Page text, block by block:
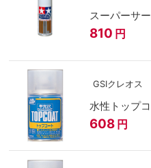
スーパーサ
810 円
GSIクレオス
水性トップ
608 円